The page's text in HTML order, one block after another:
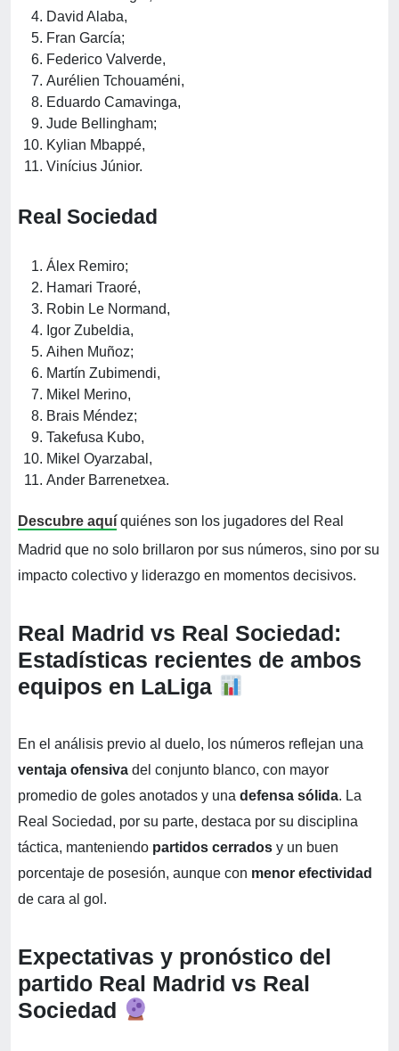
David Alaba,
Fran García;
Federico Valverde,
Aurélien Tchouaméni,
Eduardo Camavinga,
Jude Bellingham;
Kylian Mbappé,
Vinícius Júnior.
Real Sociedad
Álex Remiro;
Hamari Traoré,
Robin Le Normand,
Igor Zubeldia,
Aihen Muñoz;
Martín Zubimendi,
Mikel Merino,
Brais Méndez;
Takefusa Kubo,
Mikel Oyarzabal,
Ander Barrenetxea.
Descubre aquí quiénes son los jugadores del Real
Madrid que no solo brillaron por sus números, sino por su
impacto colectivo y liderazgo en momentos decisivos.
Real Madrid vs Real Sociedad:
Estadísticas recientes de ambos
equipos en LaLiga
En el análisis previo al duelo, los números reflejan una
ventaja ofensiva del conjunto blanco, con mayor
promedio de goles anotados y una defensa sólida. La
Real Sociedad, por su parte, destaca por su disciplina
táctica, manteniendo partidos cerrados y un buen
porcentaje de posesión, aunque con menor efectividad
de cara al gol.
Expectativas y pronóstico del
partido Real Madrid vs Real
Sociedad